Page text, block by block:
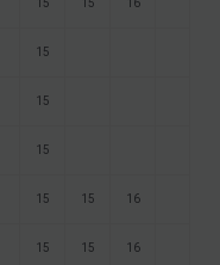
15 15 16
15
15
15
15 15 16
15 15 16